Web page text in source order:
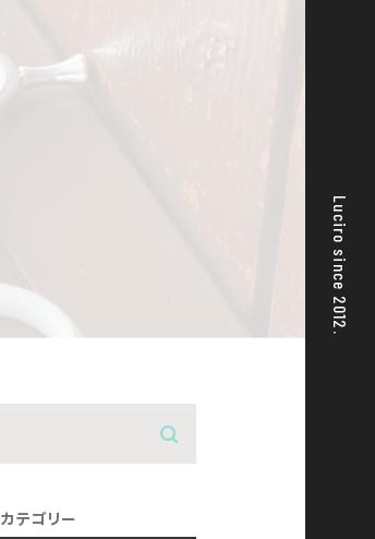
Luciro since 2012.
カテゴリー